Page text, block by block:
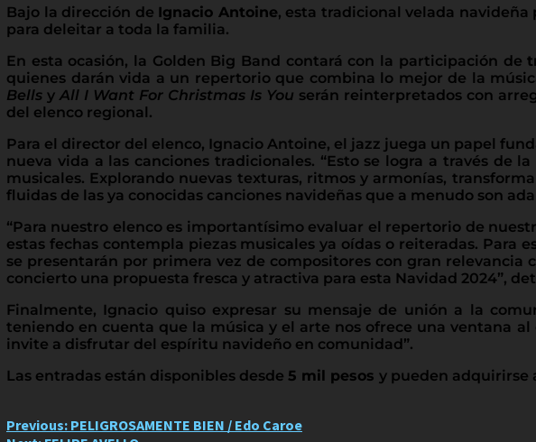
Bajo la dirección de Ignacio Antoine, esta tradicional velada
para deleitar a toda la familia.
En esta ocasión, la Golden Big Band contará con la participación de
quienes darán vida a un repertorio que combina lo mejor de la
Bells yAll I Want For Christmas Is You serán reinterpretados con
del elenco regional.
Para el director del elenco, Ignacio Antoine, el jazz juega un papel
nueva vida a las canciones tradicionales. “Esto se logra a través
musicales. Explorando nuevas texturas, ritmos y armonías,
fluidas de las ya conocidas canciones navideñas que a menudo son
“Para nuestro elenco es importantísimo evaluar el repertorio de
estas fechas contempla piezas musicales ya oídas o reiteradas.
se presentarán por primera vez de compositores con gran
concierto una propuesta fresca y atractiva para esta Navidad 2024”,
Finalmente, Ignacio quiso expresar su mensaje de unión a la
teniendo en cuenta que la música y el arte nos ofrece una ventana
invite a disfrutar del espíritu navideño en comunidad”.
Las entradas están disponibles desde 5 mil pesos y pueden adquirirse
Post
Previous: PELIGROSAMENTE BIEN / Edo Caroe